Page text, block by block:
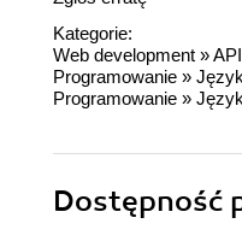
Kategorie:
Web development »API
Programowanie »
Programowanie »
Dostępność